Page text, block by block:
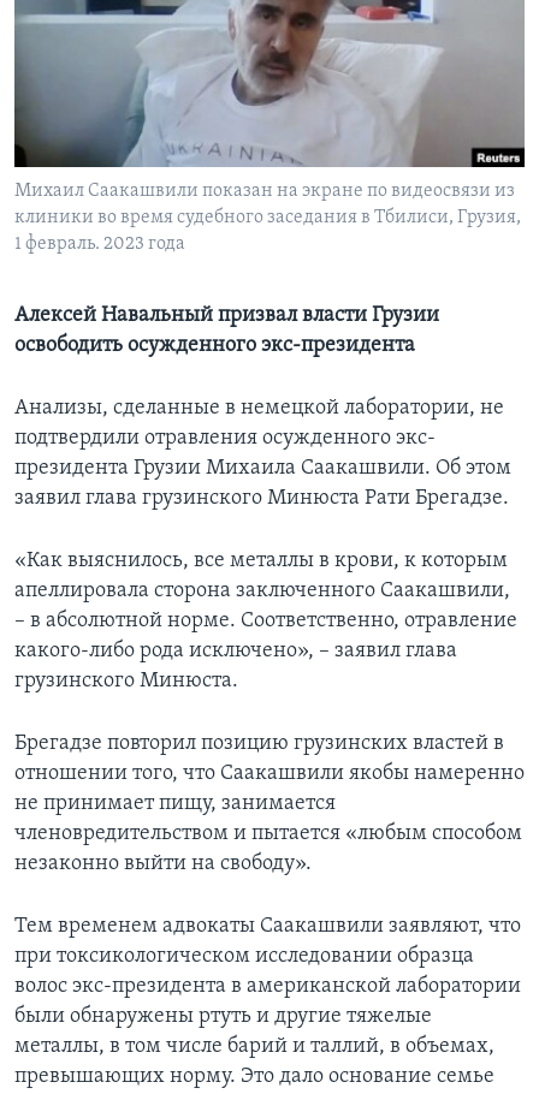
Learning English
СОЦИАЛЬНЫЕ СЕТИ
Языки
Михаил Саакашвили показан на экране по видеосвязи из
клиники во время судебного заседания в Тбилиси, Грузия,
1 февраль. 2023 года
Алексей Навальный призвал власти Грузии
освободить осужденного экс-президента
Анализы, сделанные в немецкой лаборатории, не
подтвердили отравления осужденного экс-
президента Грузии Михаила Саакашвили. Об этом
заявил глава грузинского Минюста Рати Брегадзе.
«Как выяснилось, все металлы в крови, к которым
апеллировала сторона заключенного Саакашвили,
– в абсолютной норме. Соответственно, отравление
какого-либо рода исключено», – заявил глава
грузинского Минюста.
Брегадзе повторил позицию грузинских властей в
отношении того, что Саакашвили якобы намеренно
не принимает пищу, занимается
членовредительством и пытается «любым способом
незаконно выйти на свободу».
Тем временем адвокаты Саакашвили заявляют, что
при токсикологическом исследовании образца
волос экс-президента в американской лаборатории
были обнаружены ртуть и другие тяжелые
металлы, в том числе барий и таллий, в объемах,
превышающих норму. Это дало основание семье